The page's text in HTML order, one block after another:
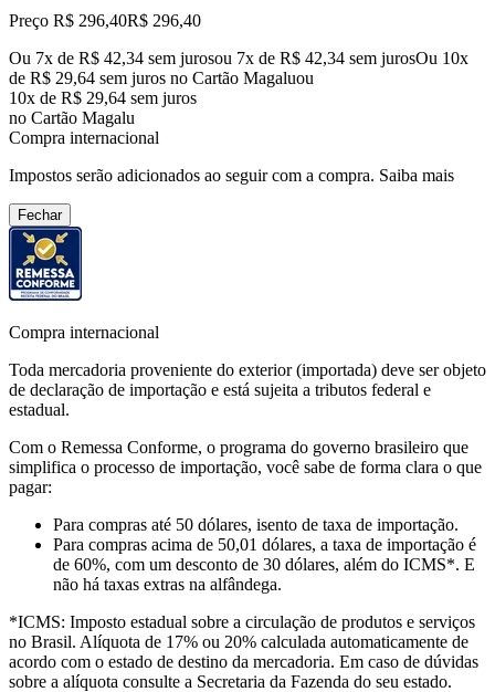
Preço R$ 296,40R$ 296,40
Ou 7x de R$ 42,34 sem jurosou 7x de R$ 42,34 sem jurosOu 10x
de R$ 29,64 sem juros no Cartão Magaluou
10x de R$ 29,64 sem juros
no Cartão Magalu
Compra internacional
Impostos serão adicionados ao seguir com a compra. Saiba mais
Fechar
Compra internacional
Toda mercadoria proveniente do exterior (importada) deve ser objeto
de declaração de importação e está sujeita a tributos federal e
estadual.
Com o Remessa Conforme, o programa do governo brasileiro que
simplifica o processo de importação, você sabe de forma clara o que
pagar:
Para compras até 50 dólares, isento de taxa de importação.
Para compras acima de 50,01 dólares, a taxa de importação é
de 60%, com um desconto de 30 dólares, além do ICMS*. E
não há taxas extras na alfândega.
*ICMS: Imposto estadual sobre a circulação de produtos e serviços
no Brasil. Alíquota de 17% ou 20% calculada automaticamente de
acordo com o estado de destino da mercadoria. Em caso de dúvidas
sobre a alíquota consulte a Secretaria da Fazenda do seu estado.